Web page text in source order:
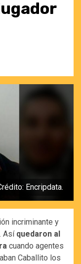
Encripdata.
incriminante y
Así quedaron al
cuando agentes
Caballito los